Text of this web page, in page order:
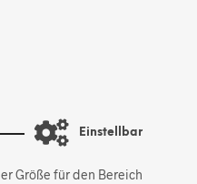
Einstellbar
Größe für den Bereich